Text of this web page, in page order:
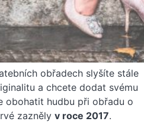
obřadech slyšíte stále
a chcete dodat svému
obohatit hudbu při obřadu o
zazněly v roce 2017.